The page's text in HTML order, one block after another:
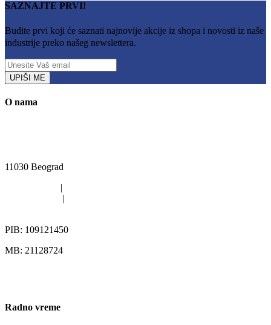
SAZNAJTE PRVI!
Budite prvi koji će saznati najnovije akcije iz shopa i novosti iz naše
industrije preko našeg newslettera.
UPIŠI ME
O nama
11030 Beograd
|
|
PIB: 109121450
MB: 21128724
Radno vreme